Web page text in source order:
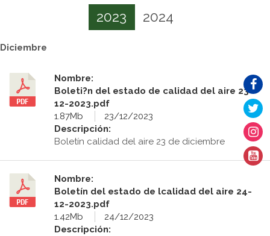
2023 2024
Diciembre
Nombre:
Boleti?n del estado de calidad del aire 23-
12-2023.pdf
1.87Mb
23/12/2023
Descripción:
Boletín calidad del aire 23 de diciembre
Nombre:
Boletín del estado de lcalidad del aire 24-
12-2023.pdf
1.42Mb
24/12/2023
Descripción: